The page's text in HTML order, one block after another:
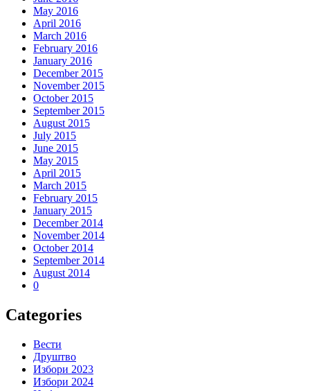
May 2016
April 2016
March 2016
February 2016
January 2016
December 2015
November 2015
October 2015
September 2015
August 2015
July 2015
June 2015
May 2015
April 2015
March 2015
February 2015
January 2015
December 2014
November 2014
October 2014
September 2014
August 2014
0
Categories
Вести
Друштво
Избори 2023
Избори 2024